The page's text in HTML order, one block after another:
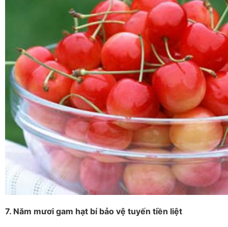
7. Năm mươi gam hạt bí bảo vệ tuyến tiền liệt